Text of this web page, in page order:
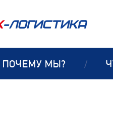
ПОЧЕМУ МЫ? /